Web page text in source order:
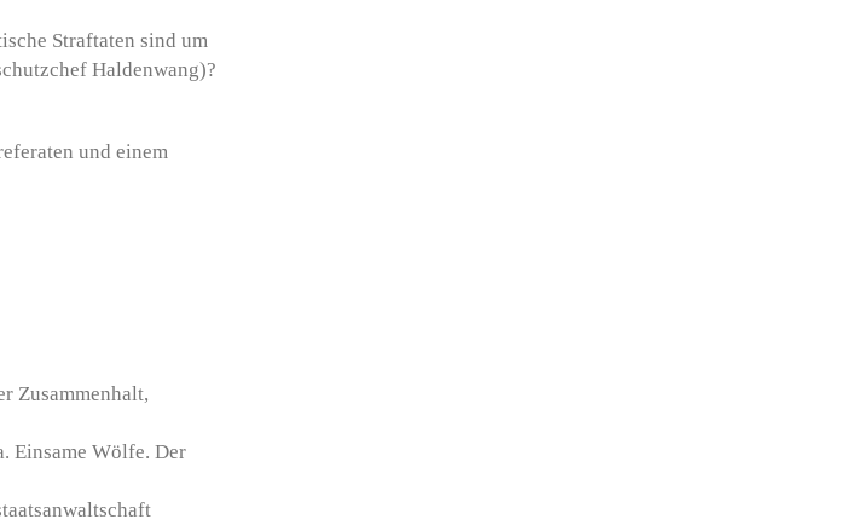
Straftaten sind um
Haldenwang)?
und einem
Zusammenhalt,
Einsame Wölfe. Der